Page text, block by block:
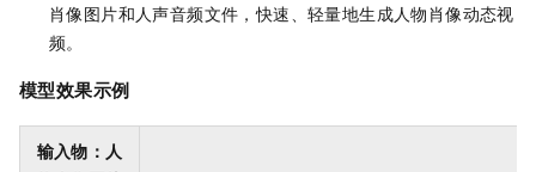
肖像图片和人声音频文件，快速、轻量地生成人物肖像动态视
频。
模型效果示例
输入物：人